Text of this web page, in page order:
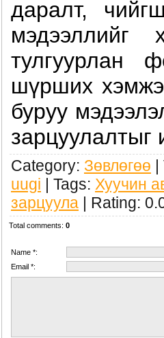
даралт,
мэдээллийг
тулгуурлан
шүрших
буруу
зарцуулалтыг
Category: Зөвлөгөө |
uugi | Tags: Хуучин
зарцуула | Rating:
Total comments: 0
Name *:
Email *: